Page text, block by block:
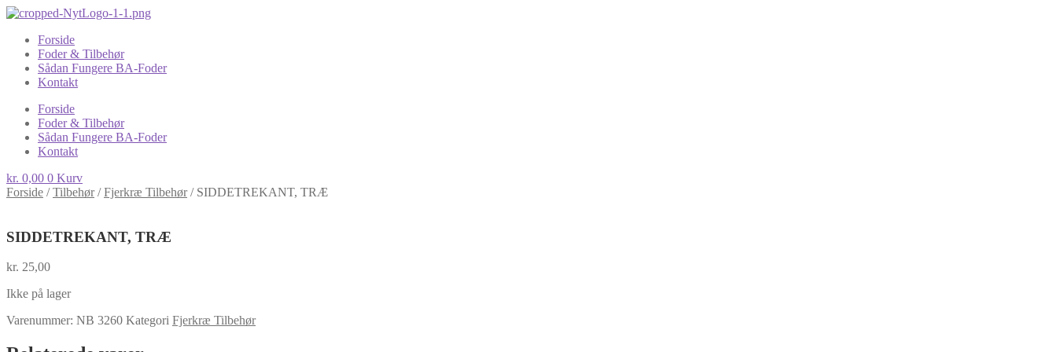
Forside
Foder & Tilbehør
Sådan Fungere BA-Foder
Kontakt
Forside
Foder & Tilbehør
Sådan Fungere BA-Foder
Kontakt
kr. 0,00 0 Kurv
Forside /Tilbehør/Fjerkræ Tilbehør/ SIDDETREKANT, TRÆ
SIDDETREKANT, TRÆ
kr. 25,00
Ikke på lager
Varenummer: NB 3260 Kategori Fjerkræ Tilbehør